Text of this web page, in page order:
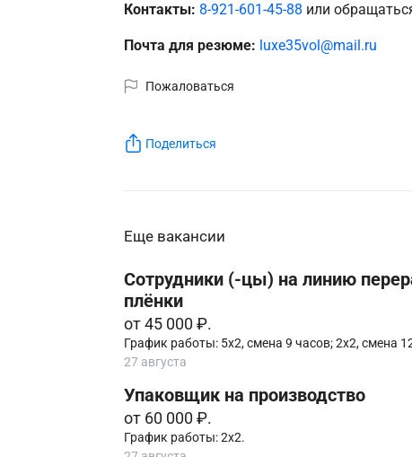
Контакты: 8-921-601-45-88или
Почта для резюме: luxe35vol@mail.ru
Пожаловаться
Поделиться
Еще вакансии
Сотрудники (-цы) на линию
плёнки
от 45 000 ₽.
График работы: 5х2, смена 9 часов; 2х2, смена
27 августа
Упаковщик на производство
от 60 000 ₽.
График работы: 2х2.